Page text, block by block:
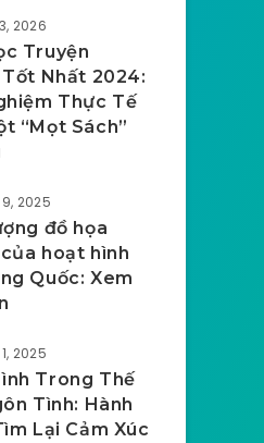
2026
Truyện
Nhất 2024:
Thực Tế
“Mọt Sách”
2025
đồ họa
hoạt hình
Quốc: Xem
2025
Trong Thế
Tình: Hành
Lại Cảm Xúc